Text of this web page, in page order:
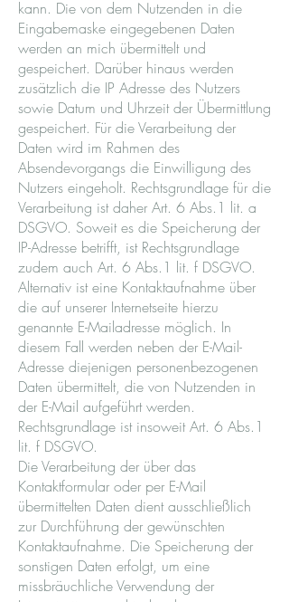
kann. Die von dem Nutzenden in die
Eingabemaske eingegebenen Daten
werden an mich übermittelt und
gespeichert. Darüber hinaus werden
zusätzlich die IP Adresse des Nutzers
sowie Datum und Uhrzeit der Übermittlung
gespeichert. Für die Verarbeitung der
Daten wird im Rahmen des
Absendevorgangs die Einwilligung des
Nutzers eingeholt. Rechtsgrundlage für die
Verarbeitung ist daher Art. 6 Abs.1 lit. a
DSGVO. Soweit es die Speicherung der
IP-Adresse betrifft, ist Rechtsgrundlage
zudem auch Art. 6 Abs.1 lit. f DSGVO.
Alternativ ist eine Kontaktaufnahme über
die auf unserer Internetseite hierzu
genannte E-Mailadresse möglich. In
diesem Fall werden neben der E-Mail-
Adresse diejenigen personenbezogenen
Daten übermittelt, die von Nutzenden in
der E-Mail aufgeführt werden.
Rechtsgrundlage ist insoweit Art. 6 Abs.1
lit. f DSGVO.
Die Verarbeitung der über das
Kontaktformular oder per E-Mail
übermittelten Daten dient ausschließlich
zur Durchführung der gewünschten
Kontaktaufnahme. Die Speicherung der
sonstigen Daten erfolgt, um eine
missbräuchliche Verwendung der